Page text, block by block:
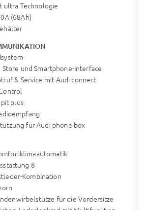
ultra Technologie
(68Ah)
und Smartphone-Interface
& Service mit Audi connect
plus
für Audi phone box
8
Kombination
für die Vordersitze